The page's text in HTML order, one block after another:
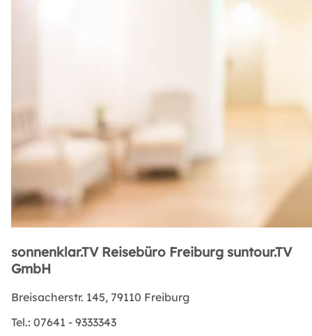
sonnenklar.TV Reisebüro Freiburg suntour.TV
GmbH
Breisacherstr. 145, 79110 Freiburg
Tel.: 07641 - 9333343